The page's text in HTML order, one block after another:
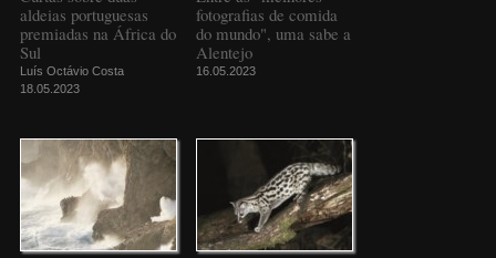
aldeias portuguesas
premiadas na África do
Sul
Luís Octávio Costa
18.05.2023
fotografias de comida
do mundo", uma sabe a
Alentejo
16.05.2023